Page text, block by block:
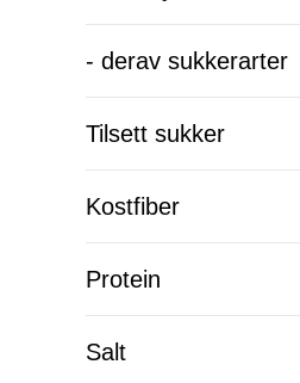
- derav sukkerarter
Tilsett sukker
Kostfiber
Protein
Salt